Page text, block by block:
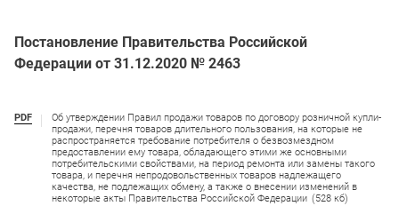
Постановление Правительства Российской
Федерации от 31.12.2020 № 2463
PDF
Об утверждении Правил продажи товаров по договору розничной купли-
продажи, перечня товаров длительного пользования, на которые не
распространяется требование потребителя о безвозмездном
предоставлении ему товара, обладающего этими же основными
потребительскими свойствами, на период ремонта или замены такого
товара, и перечня непродовольственных товаров надлежащего
качества, не подлежащих обмену, а также о внесении изменений в
некоторые акты Правительства Российской Федерации (528 кб)